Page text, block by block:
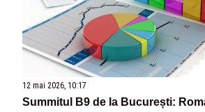
12 mai 2026, 10:17
Summitul B9 de la București: